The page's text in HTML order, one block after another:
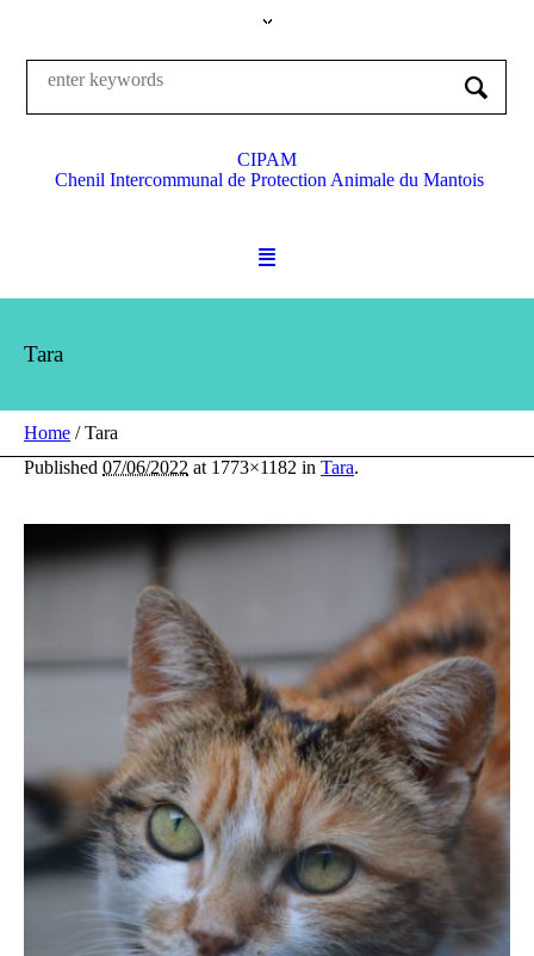
CIPAM
Chenil Intercommunal de Protection Animale du Mantois
Tara
Home /Tara
Published 07/06/2022 at 1773×1182 in Tara.